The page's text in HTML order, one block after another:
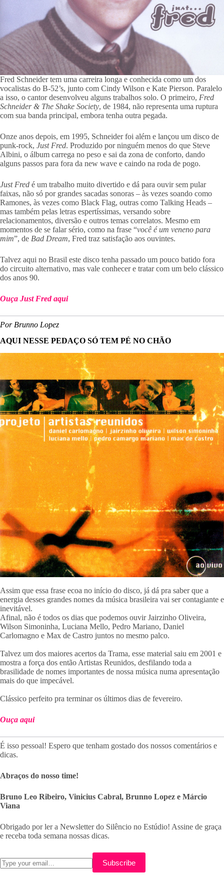
Fred Schneider tem uma carreira longa e conhecida como um dos
vocalistas do B-52’s, junto com Cindy Wilson e Kate Pierson. Paralelo
a isso, o cantor desenvolveu alguns trabalhos solo. O primeiro, Fred
Schneider & The Shake Society, de 1984, não representa uma ruptura
com sua banda principal, embora tenha outra pegada.
Onze anos depois, em 1995, Schneider foi além e lançou um disco de
punk-rock, Just Fred. Produzido por ninguém menos do que Steve
Albini, o álbum carrega no peso e sai da zona de conforto, dando
alguns passos para fora da new wave e caindo na roda de pogo.
Just Fred é um trabalho muito divertido e dá para ouvir sem pular
faixas, não só por grandes sacadas sonoras – às vezes soando como
Ramones, às vezes como Black Flag, outras como Talking Heads –
mas também pelas letras espertíssimas, versando sobre
relacionamentos, diversão e outros temas correlatos. Mesmo em
momentos de se falar sério, como na frase “você é um veneno para
mim”, de Bad Dream, Fred traz satisfação aos ouvintes.
Talvez aqui no Brasil este disco tenha passado um pouco batido fora
do circuito alternativo, mas vale conhecer e tratar com um belo clássico
dos anos 90.
Ouça Just Fred aqui
Por Brunno Lopez
AQUI NESSE PEDAÇO SÓ TEM PÉ NO CHÃO
Assim que essa frase ecoa no início do disco, já dá pra saber que a
energia desses grandes nomes da música brasileira vai ser contagiante e
inevitável.
Afinal, não é todos os dias que podemos ouvir Jairzinho Oliveira,
Wilson Simoninha, Luciana Mello, Pedro Mariano, Daniel
Carlomagno e Max de Castro juntos no mesmo palco.
Talvez um dos maiores acertos da Trama, esse material saiu em 2001 e
mostra a força dos então Artistas Reunidos, desfilando toda a
brasilidade de nomes importantes de nossa música numa apresentação
mais do que impecável.
Clássico perfeito pra terminar os últimos dias de fevereiro.
Ouça aqui
É isso pessoal! Espero que tenham gostado dos nossos comentários e
dicas.
Abraços do nosso time!
Bruno Leo Ribeiro, Vinicius Cabral, Brunno Lopez e Márcio
Viana
Obrigado por ler a Newsletter do Silêncio no Estúdio! Assine de graça
e receba toda semana nossas dicas.